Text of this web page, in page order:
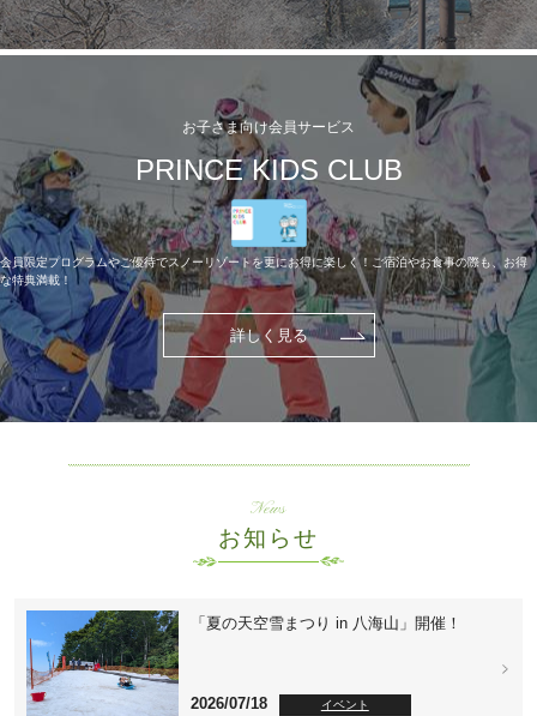
お子さま向け会員サービス
PRINCE KIDS CLUB
会員限定プログラムやご優待でスノーリゾートを更にお得に楽しく！ご宿泊やお食事の際も、お得
な特典満載！
詳しく見る
News
お知らせ
「夏の天空雪まつり in 八海山」開催！
2026/07/18 イベント